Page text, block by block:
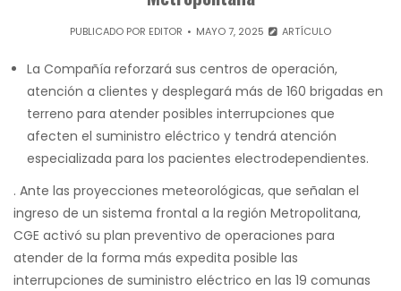
PUBLICADO POR EDITOR MAYO 7, 2025 ARTÍCULO
La Compañía reforzará sus centros de operación,
atención a clientes y desplegará más de 160 brigadas en
terreno para atender posibles interrupciones que
afecten el suministro eléctrico y tendrá atención
especializada para los pacientes electrodependientes.
. Ante las proyecciones meteorológicas, que señalan el
ingreso de un sistema frontal a la región Metropolitana,
CGE activó su plan preventivo de operaciones para
atender de la forma más expedita posible las
interrupciones de suministro eléctrico en las 19 comunas